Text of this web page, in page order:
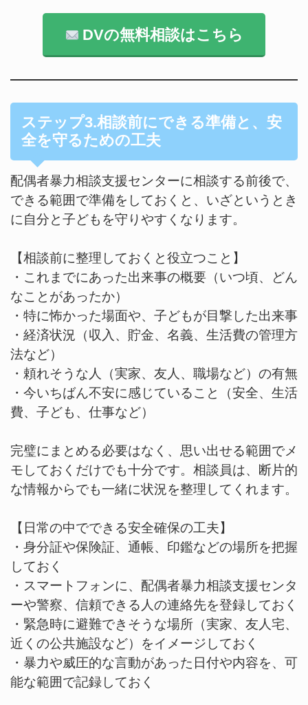
DVの無料相談はこちら
ステップ3.相談前にできる準備と、安
全を守るための工夫
配偶者暴力相談支援センターに相談する前後で、
できる範囲で準備をしておくと、いざというとき
に自分と子どもを守りやすくなります。
【相談前に整理しておくと役立つこと】
・これまでにあった出来事の概要（いつ頃、どん
なことがあったか）
・特に怖かった場面や、子どもが目撃した出来事
・経済状況（収入、貯金、名義、生活費の管理方
法など）
・頼れそうな人（実家、友人、職場など）の有無
・今いちばん不安に感じていること（安全、生活
費、子ども、仕事など）
完璧にまとめる必要はなく、思い出せる範囲でメ
モしておくだけでも十分です。相談員は、断片的
な情報からでも一緒に状況を整理してくれます。
【日常の中でできる安全確保の工夫】
・身分証や保険証、通帳、印鑑などの場所を把握
しておく
・スマートフォンに、配偶者暴力相談支援センタ
ーや警察、信頼できる人の連絡先を登録しておく
・緊急時に避難できそうな場所（実家、友人宅、
近くの公共施設など）をイメージしておく
・暴力や威圧的な言動があった日付や内容を、可
能な範囲で記録しておく